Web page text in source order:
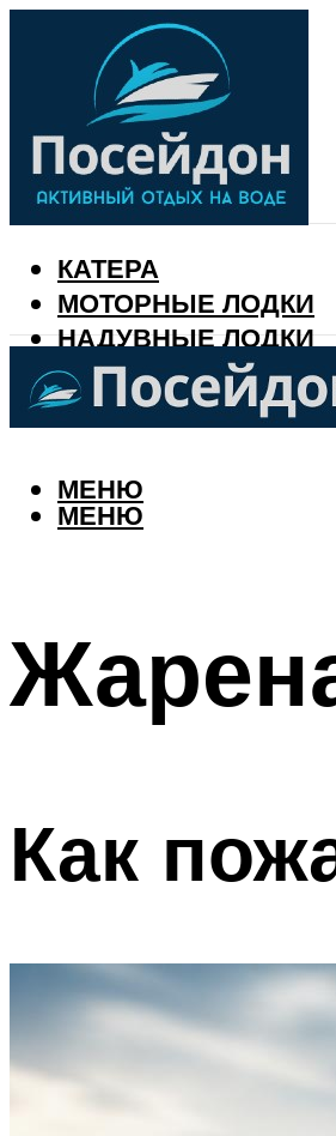
КАТЕРА
МОТОРНЫЕ ЛОДКИ
НАДУВНЫЕ ЛОДКИ
РЫБАЛКА
КАЛЕНДАРЬ
МЕНЮ
МЕНЮ
Как